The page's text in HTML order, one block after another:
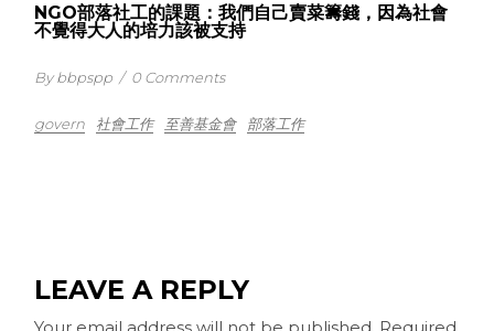
NGO部落社工的課題：我們自己賣菜籌錢，因為社會
不覺得大人的培力該被支持
By bbpspp / 0 Comments
govern 社會工作 至善基金會 部落工作
LEAVE A REPLY